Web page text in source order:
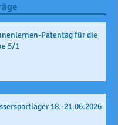
Patentag für die
5/1
18.-21.06.2026